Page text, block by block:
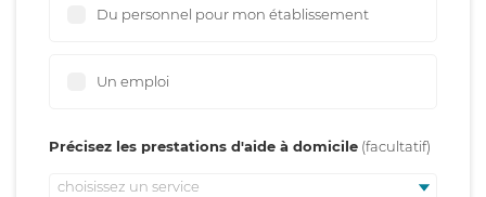
Du personnel pour mon établissement
Un emploi
Précisez les prestations d'aide à domicile
choisissez un service